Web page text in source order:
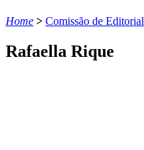
Home > Comissão de Editorial
Rafaella Rique